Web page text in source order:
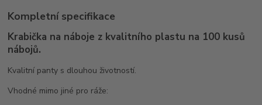
Kompletní specifikace
Krabička na náboje z kvalitního plastu na 100 kusů
nábojů.
Kvalitní panty s dlouhou životností.
Vhodné mimo jiné pro ráže: